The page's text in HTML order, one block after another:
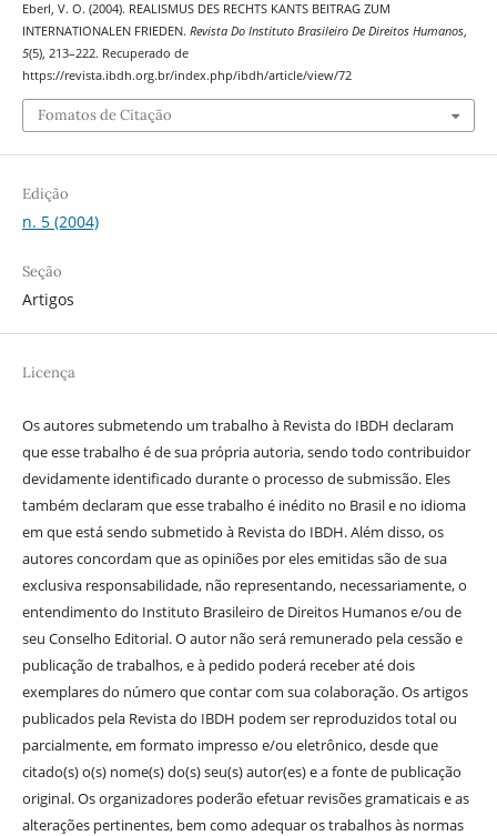
Eberl, V. O. (2004). REALISMUS DES RECHTS KANTS BEITRAG ZUM
INTERNATIONALEN FRIEDEN. Revista Do Instituto Brasileiro De Direitos Humanos,
5(5), 213–222. Recuperado de
https://revista.ibdh.org.br/index.php/ibdh/article/view/72
Fomatos de Citação
Edição
n. 5 (2004)
Seção
Artigos
Licença
Os autores submetendo um trabalho à Revista do IBDH declaram
que esse trabalho é de sua própria autoria, sendo todo contribuidor
devidamente identificado durante o processo de submissão. Eles
também declaram que esse trabalho é inédito no Brasil e no idioma
em que está sendo submetido à Revista do IBDH. Além disso, os
autores concordam que as opiniões por eles emitidas são de sua
exclusiva responsabilidade, não representando, necessariamente, o
entendimento do Instituto Brasileiro de Direitos Humanos e/ou de
seu Conselho Editorial. O autor não será remunerado pela cessão e
publicação de trabalhos, e à pedido poderá receber até dois
exemplares do número que contar com sua colaboração. Os artigos
publicados pela Revista do IBDH podem ser reproduzidos total ou
parcialmente, em formato impresso e/ou eletrônico, desde que
citado(s) o(s) nome(s) do(s) seu(s) autor(es) e a fonte de publicação
original. Os organizadores poderão efetuar revisões gramaticais e as
alterações pertinentes, bem como adequar os trabalhos às normas